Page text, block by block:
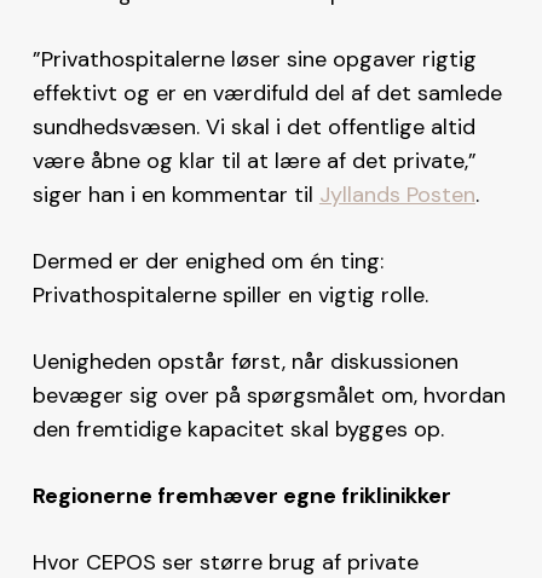
”Privathospitalerne løser sine opgaver rigtig
effektivt og er en værdifuld del af det samlede
sundhedsvæsen. Vi skal i det offentlige altid
være åbne og klar til at lære af det private,”
siger han i en kommentar til Jyllands Posten.
Dermed er der enighed om én ting:
Privathospitalerne spiller en vigtig rolle.
Uenigheden opstår først, når diskussionen
bevæger sig over på spørgsmålet om, hvordan
den fremtidige kapacitet skal bygges op.
Regionerne fremhæver egne friklinikker
Hvor CEPOS ser større brug af private